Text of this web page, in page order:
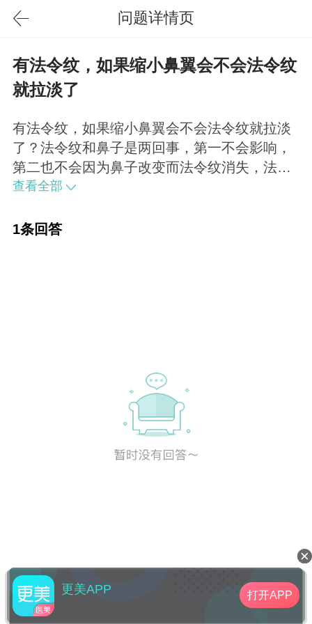
问题详情页
有法令纹，如果缩小鼻翼会不会法令纹
就拉淡了
有法令纹，如果缩小鼻翼会不会法令纹就拉淡
了？法令纹和鼻子是两回事，第一不会影响，
第二也不会因为鼻子改变而法令纹消失，法令
纹不严重的话，采取注射填充方式即可。
查看全部
1条回答
更美APP 打开APP